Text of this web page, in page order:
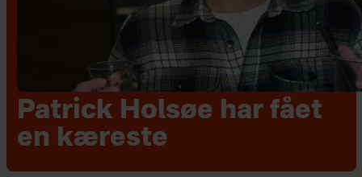
Patrick Holsøe har fået
en kæreste